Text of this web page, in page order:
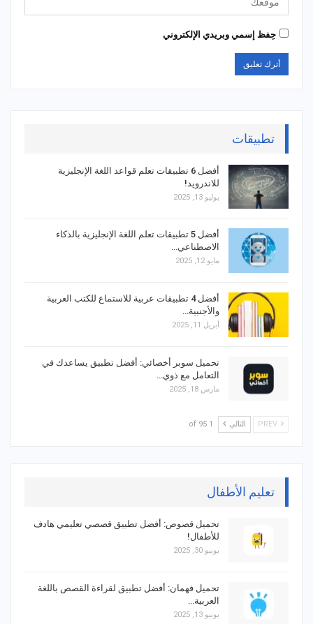
حِفظ إسمي وبريدي الإلكتروني
تطبيقات
أفضل 6 تطبيقات تعلم قواعد اللغة الإنجليزية
للاندرويد!
يوليو 13, 2025
أفضل 5 تطبيقات تعلم اللغة الإنجليزية بالذكاء
الاصطناعي…
مايو 12, 2025
أفضل 4 تطبيقات عربية للاستماع للكتب العربية
والأجنبية…
أبريل 11, 2025
تحميل سوبر أخصائي: أفضل تطبيق يساعدك في
التعامل مع ذوي…
مارس 18, 2025
التالي 1 of 95
تعليم الأطفال
تحميل قصوص: أفضل تطبيق قصصي تعليمي هادف
للأطفال!
يونيو 30, 2025
تحميل فهمان: أفضل تطبيق لقراءة القصص باللغة
العربية…
يونيو 13, 2025